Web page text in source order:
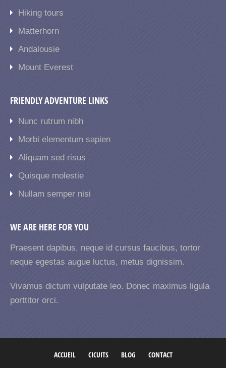
Hiking tours
Matterhorn
Andalousie
Mount Everest
FRIENDLY ADVENTURE LINKS
Nunc rutrum nibh
Morbi elementum sapien
Aliquam sed risus
Quisque molestie
Nullam semper nisi
WE ARE HERE FOR YOU
Praesent dapibus, neque id cursus faucibus, tortor
neque egestas augue luctus, metus dignissim.
Vivamus dictum vulputate leo. Donec maximus ligula
porttitor orci.
ACCUEIL CICUITS BLOG CONTACT